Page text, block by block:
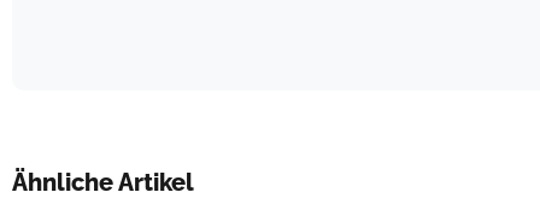
Ähnliche Artikel